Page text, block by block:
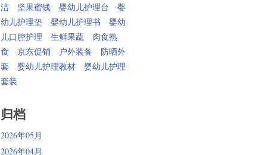
洁
坚果蜜饯 婴幼儿护理台
婴
幼儿护理垫
婴幼儿护理书
婴幼
儿口腔护理
生鲜果蔬
肉食熟
食
京东促销 户外装备
防晒外
套
婴幼儿护理教材
婴幼儿护理
套装
归档
2026年05月
2026年04月